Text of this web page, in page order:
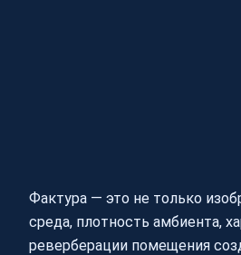
Фактура — это не только
среда, плотность амбиента,
реверберации помещения